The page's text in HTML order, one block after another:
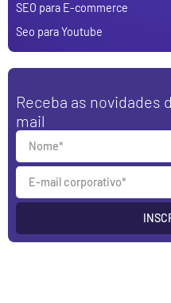
SEO para E-commerce
Seo para Youtube
Receba as novidades
mail